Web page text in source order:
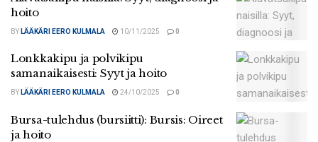
hoito
BY LÄÄKÄRI EERO KULMALA 10/11/2025 0
Lonkkakipu ja polvikipu
samanaikaisesti: Syyt ja hoito
BY LÄÄKÄRI EERO KULMALA 24/10/2025 0
Bursa-tulehdus (bursiitti): Bursis: Oireet
ja hoito